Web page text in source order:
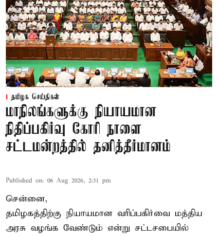
தமிழக செய்திகள்
மாநிலங்களுக்கு நியாயமான
நிதிப்பகிர்வு கோரி நாளை
சட்டமன்றத்தில் தனித்தீர்மானம்
Published on: 06 Aug 2026, 2:31 pm
சென்னை,
தமிழகத்திற்கு நியாயமான வரிப்பகிர்வை மத்திய
அரசு வழங்க வேண்டும் என்று சட்டசபையில்